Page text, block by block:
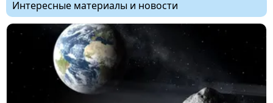
Интересные материалы и новости